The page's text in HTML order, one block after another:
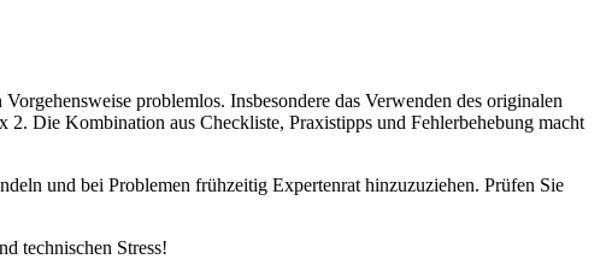
problemlos. Insbesondere das Verwenden des originalen
Die Kombination aus Checkliste, Praxistipps und Fehlerbehebung macht
und bei Problemen frühzeitig Expertenrat hinzuzuziehen. Prüfen Sie
technischen Stress!